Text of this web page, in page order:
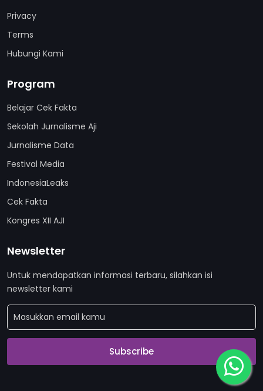
Privacy
Terms
Hubungi Kami
Program
Belajar Cek Fakta
Sekolah Jurnalisme Aji
Jurnalisme Data
Festival Media
IndonesiaLeaks
Cek Fakta
Kongres XII AJI
Newsletter
Untuk mendapatkan informasi terbaru, silahkan isi
newsletter kami
Subscribe